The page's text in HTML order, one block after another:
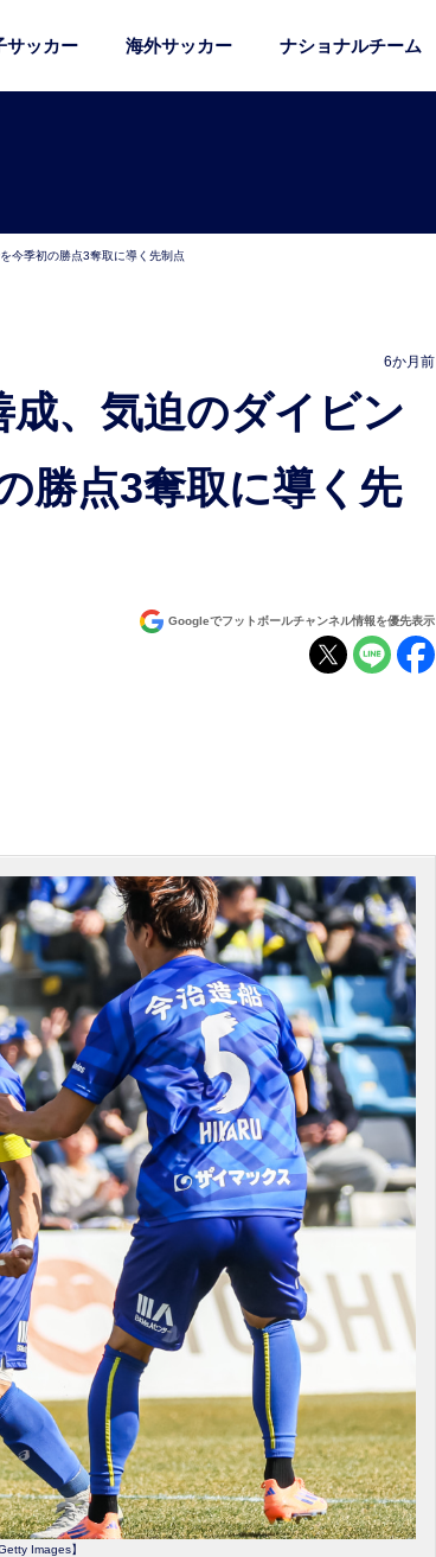
サッカー 海外サッカー ナショナルチーム
今季初の勝点3奪取に導く先制点
6か月前
勝点3奪取に導く先
Googleでフットボールチャンネル情報を優先表示
Images】